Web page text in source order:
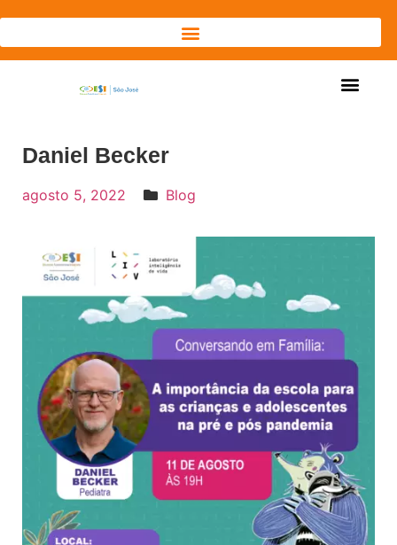
Daniel Becker
agosto 5, 2022 Blog